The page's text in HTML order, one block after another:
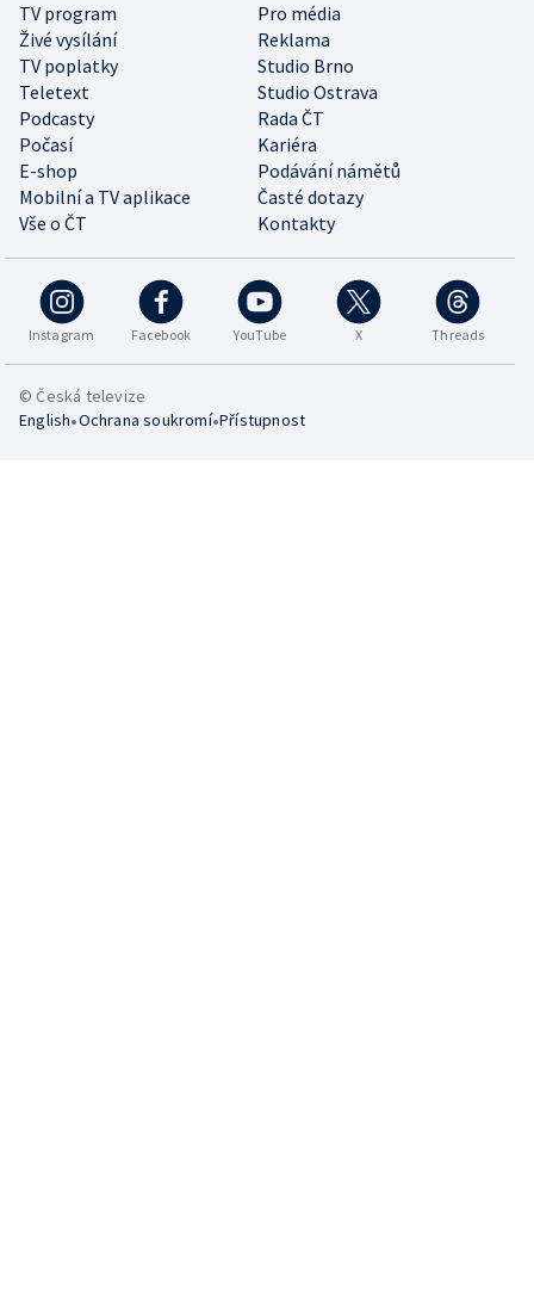
TV program
Pro média
Živé vysílání
Reklama
TV poplatky
Studio Brno
Teletext
Studio Ostrava
Podcasty
Rada ČT
Počasí
Kariéra
E-shop
Podávání námětů
Mobilní a TV aplikace
Časté dotazy
Vše o ČT
Kontakty
Instagram Facebook YouTube X Threads
© Česká televize
English•Ochrana soukromí•Přístupnost